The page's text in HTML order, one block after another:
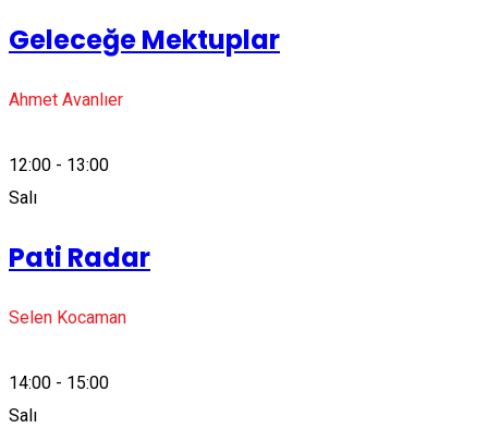
Geleceğe Mektuplar
Ahmet Avanlıer
12:00 - 13:00
Salı
Pati Radar
Selen Kocaman
14:00 - 15:00
Salı